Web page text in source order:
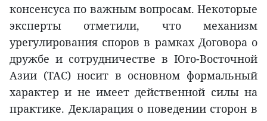
консенсуса по важным вопросам. Некоторые
эксперты отметили, что механизм
урегулирования споров в рамках Договора о
дружбе и сотрудничестве в Юго-Восточной
Азии (TAC) носит в основном формальный
характер и не имеет действенной силы на
практике. Декларация о поведении сторон в